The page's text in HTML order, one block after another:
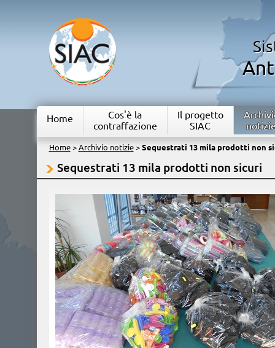
Home
Cos'è la
contraffazione
Il progetto
SIAC
Home> Archivio notizie> Sequestrati 13 mila prodotti non
Sequestrati 13 mila prodotti non sicuri